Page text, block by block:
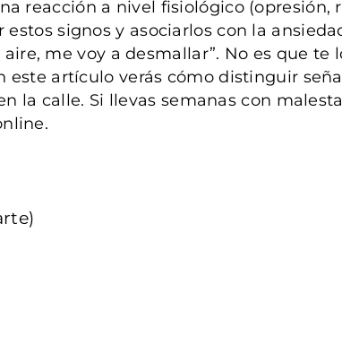
reacción a nivel fisiológico (opresión,
signos y asociarlos con la
me voy a desmallar”. No es que te
este artículo verás cómo distinguir
la calle. Si llevas semanas con